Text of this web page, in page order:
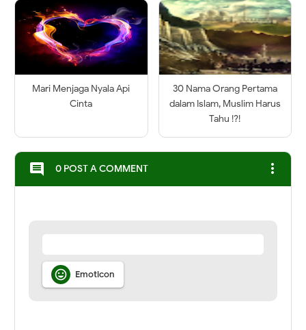
Mari Menjaga Nyala Api
Cinta
30 Nama Orang Pertama
dalam Islam, Muslim Harus
Tahu !?!
comment 0 POST A COMMENT more_vert
 Emoticon